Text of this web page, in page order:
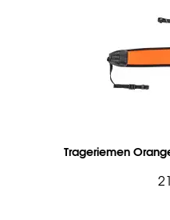
Trageriemen